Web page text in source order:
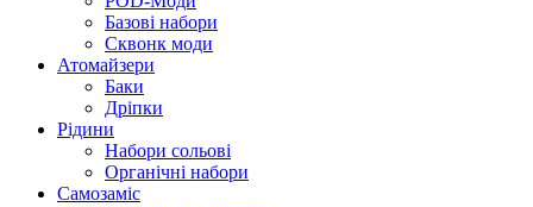
Базові набори
Сквонк моди
Атомайзери
Баки
Дріпки
Рідини
Набори сольові
Органічні набори
Самозаміс